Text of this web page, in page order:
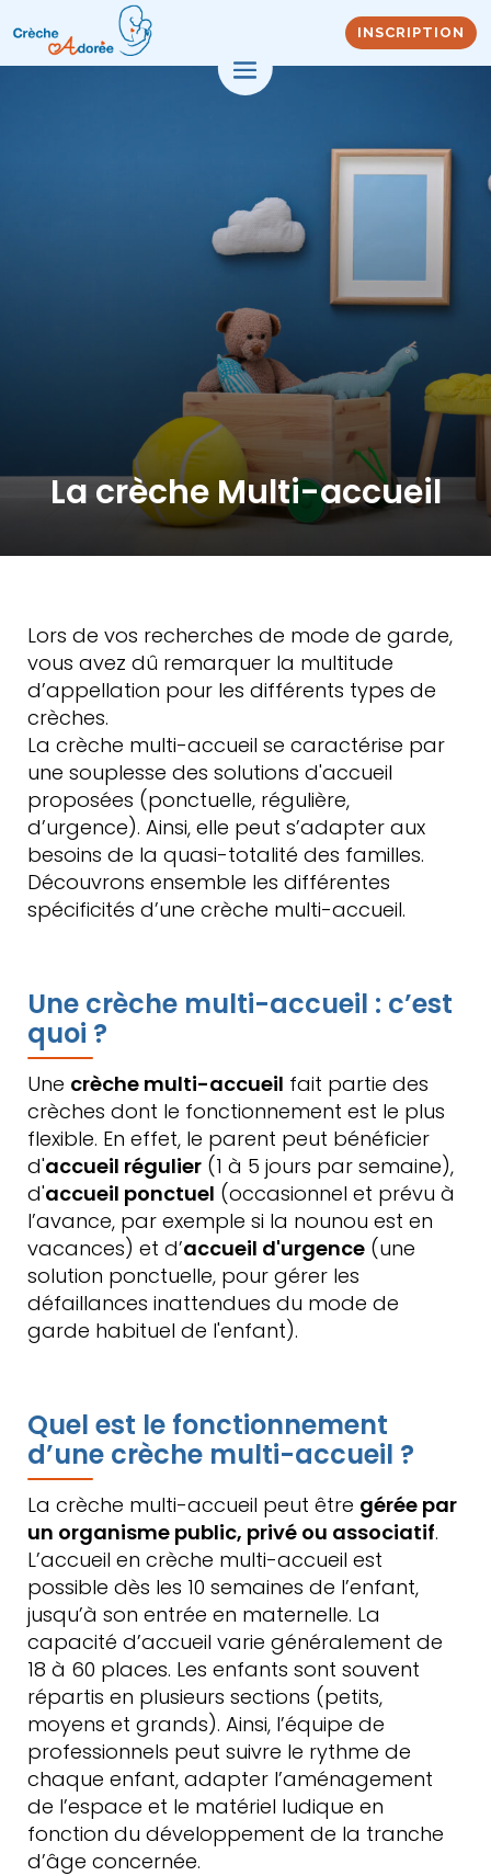
INSCRIPTION
La crèche Multi-accueil
Lors de vos recherches de mode de garde,
vous avez dû remarquer la multitude
d’appellation pour les différents types de
crèches.
La crèche multi-accueil se caractérise par
une souplesse des solutions d'accueil
proposées (ponctuelle, régulière,
d’urgence). Ainsi, elle peut s’adapter aux
besoins de la quasi-totalité des familles.
Découvrons ensemble les différentes
spécificités d’une crèche multi-accueil.
Une crèche multi-accueil : c’est
quoi ?
Une crèche multi-accueil fait partie des
crèches dont le fonctionnement est le plus
flexible. En effet, le parent peut bénéficier
d'accueil régulier (1 à 5 jours par semaine),
d'accueil ponctuel (occasionnel et prévu à
l’avance, par exemple si la nounou est en
vacances) et d’accueil d'urgence (une
solution ponctuelle, pour gérer les
défaillances inattendues du mode de
garde habituel de l'enfant).
Quel est le fonctionnement
d’une crèche multi-accueil ?
La crèche multi-accueil peut être gérée par
un organisme public, privé ou associatif.
L’accueil en crèche multi-accueil est
possible dès les 10 semaines de l’enfant,
jusqu’à son entrée en maternelle. La
capacité d’accueil varie généralement de
18 à 60 places. Les enfants sont souvent
répartis en plusieurs sections (petits,
moyens et grands). Ainsi, l’équipe de
professionnels peut suivre le rythme de
chaque enfant, adapter l’aménagement
de l’espace et le matériel ludique en
fonction du développement de la tranche
d’âge concernée.